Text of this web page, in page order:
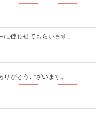
使わせてもらいます。
がとうございます。